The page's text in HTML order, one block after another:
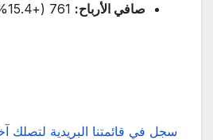
صافي الأرباح:
سجل في قائمتنا البريدية لتصلك